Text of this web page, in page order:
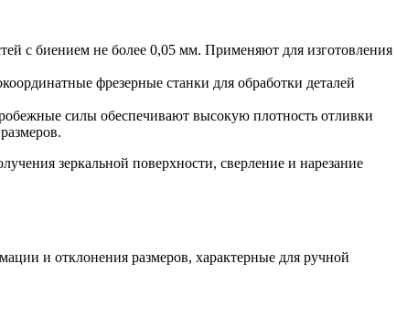
с биением не более 0,05 мм. Применяют для изготовления
фрезерные станки для обработки деталей
силы обеспечивают высокую плотность отливки
зеркальной поверхности, сверление и нарезание
и отклонения размеров, характерные для ручной